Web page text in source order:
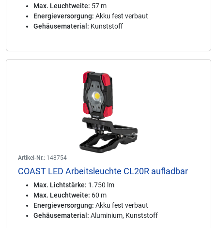
Max. Leuchtweite: 57 m
Energieversorgung: Akku fest verbaut
Gehäusematerial: Kunststoff
Artikel-Nr.: 148754
COAST LED Arbeitsleuchte CL20R aufladbar
Max. Lichtstärke: 1.750 lm
Max. Leuchtweite: 60 m
Energieversorgung: Akku fest verbaut
Gehäusematerial: Aluminium, Kunststoff